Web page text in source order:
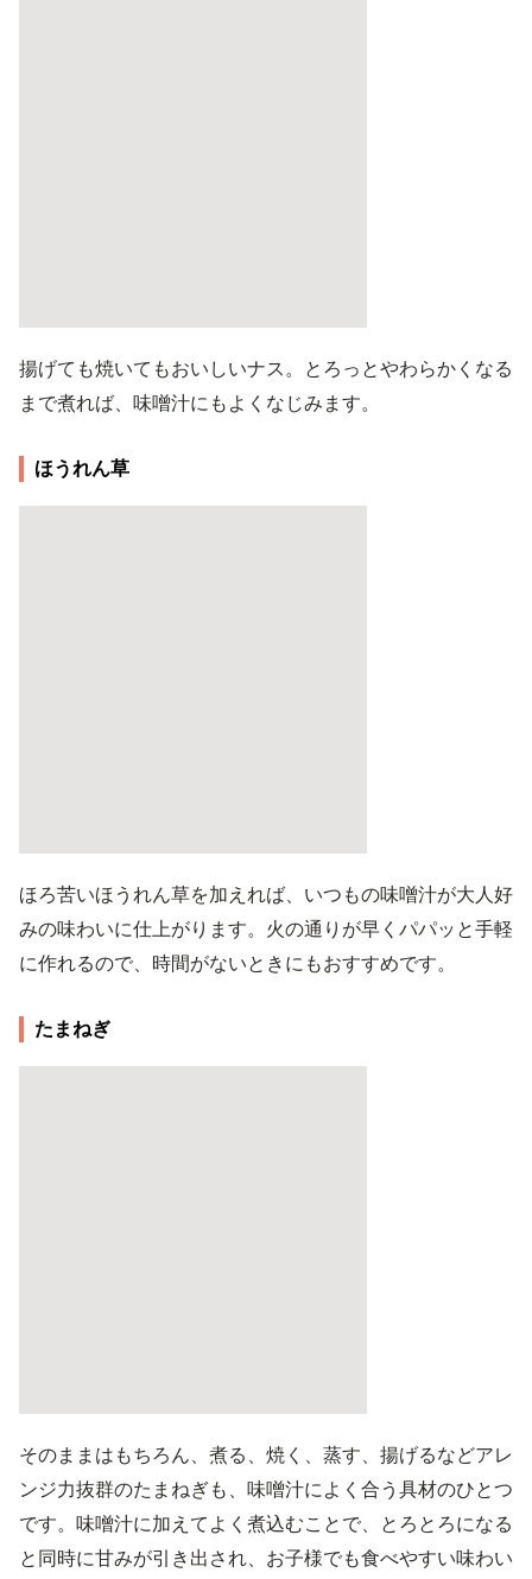
揚げても焼いてもおいしいナス。とろっとやわらかくなる
まで煮れば、味噌汁にもよくなじみます。
ほうれん草
ほろ苦いほうれん草を加えれば、いつもの味噌汁が大人好
みの味わいに仕上がります。火の通りが早くパパッと手軽
に作れるので、時間がないときにもおすすめです。
たまねぎ
そのままはもちろん、煮る、焼く、蒸す、揚げるなどアレ
ンジ力抜群のたまねぎも、味噌汁によく合う具材のひとつ
です。味噌汁に加えてよく煮込むことで、とろとろになる
と同時に甘みが引き出され、お子様でも食べやすい味わい